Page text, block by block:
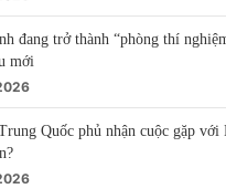
đang trở thành “phòng thí
mới
Quốc phủ nhận cuộc gặp